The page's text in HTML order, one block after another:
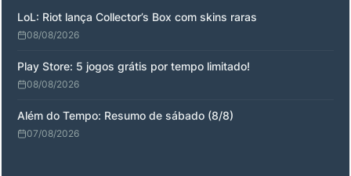
LoL: Riot lança Collector’s Box com skins raras
08/08/2026
Play Store: 5 jogos grátis por tempo limitado!
08/08/2026
Além do Tempo: Resumo de sábado (8/8)
07/08/2026